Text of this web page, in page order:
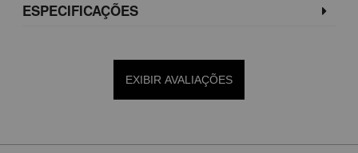
ESPECIFICAÇÕES
EXIBIR AVALIAÇÕES